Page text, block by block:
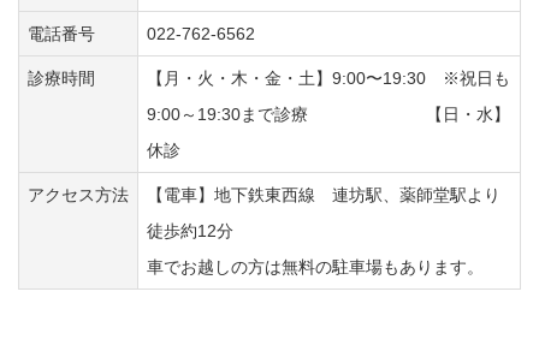
電話番号 022-762-6562
診療時間
【月・火・木・金・土】9:00〜19:30 ※祝日も
9:00～19:30まで診療 【日・水】
休診
アクセス方法
【電車】地下鉄東西線 連坊駅、薬師堂駅より
徒歩約12分
車でお越しの方は無料の駐車場もあります。